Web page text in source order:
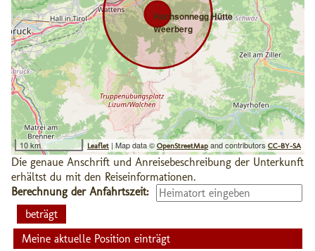
Hochsonnegg Hütte
Weerberg
10 km Leaflet | Map data © OpenStreetMap and contributors CC-BY-SA
Die genaue Anschrift und Anreisebeschreibung der Unterkunft
erhältst du mit den Reiseinformationen.
Berechnung der Anfahrtszeit:
Meine aktuelle Position einträgt